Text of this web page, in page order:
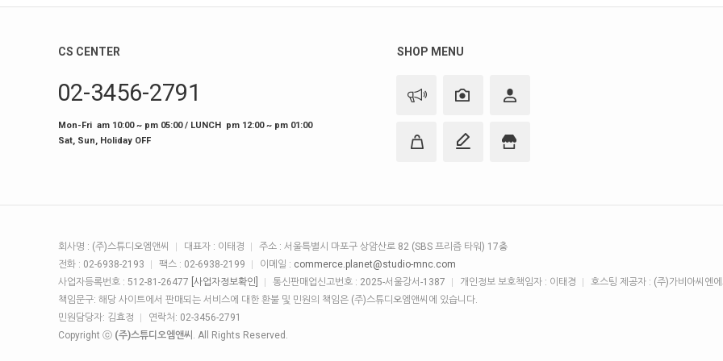
CS CENTER
02-3456-2791
Mon-Fri am 10:00 ~ pm 05:00 / LUNCH pm 12:00 ~ pm 01:00
Sat, Sun, Holiday OFF
SHOP MENU
회사명 : (주)스튜디오엠앤씨 대표자 : 이태경
주소 : 서울특별시 마포구 상암산로 82 (SBS 프리즘 타워) 17충
전화 : 02-6938-2193
팩스 : 02-6938-2199 이메일 : commerce.planet@studio-mnc.com
사업자등록번호 : 512-81-26477 [사업자정보확인] 통신판매업신고번호 : 2025-서울강서-1387 개인정보 보호책임자 : 이태경
호스팅 제공자 : (주)가비아씨엔
책임문구: 해당 사이트에서 판매되는 서비스에 대한 환불 및 민원의 책임은 (주)스튜디오엠앤씨에 있습니다.
민원담당자: 김효정
연락처: 02-3456-2791
Copyright ⓒ (주)스튜디오엠앤씨 . All Rights Reserved.